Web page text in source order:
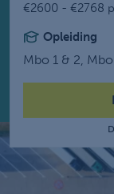
€2600 - €2768
Opleiding
Mbo 1 & 2,